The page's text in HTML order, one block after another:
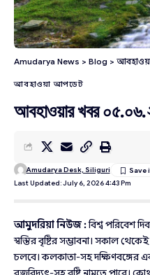
Amudarya News > Blog >
আবহাওয়া আপডেট
আবহাওয়ার খবর
Last Updated: July 6, 2026 4:43 Pm
Amudarya Desk, Siliguri
আমুদরিয়া নিউজ :বিশ্ব পরিবেশ
স্বস্তির বৃষ্টির সম্ভাবনা। সকাল
চলবে। কলকাতা-সহ দক্ষিণবঙ্গের